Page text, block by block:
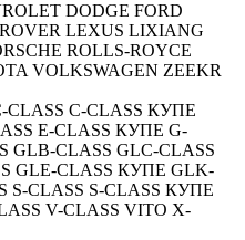
DODGE FORD
LEXUS LIXIANG
ROLLS-ROYCE
VOLKSWAGEN ZEEKR
CLASS C-CLASS КУПЕ
E-CLASS КУПЕ G-
GLB-CLASS GLC-CLASS
GLE-CLASS КУПЕ GLK-
S-CLASS S-CLASS КУПЕ
V-CLASS VITO X-